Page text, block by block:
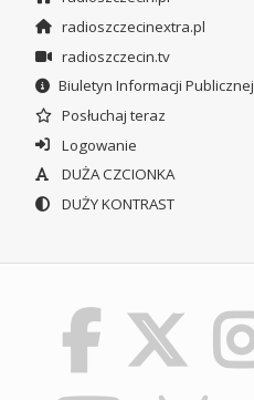
radioszczecinextra.pl
radioszczecin.tv
Biuletyn Informacji Publicznej
Posłuchaj teraz
Logowanie
DUŻA CZCIONKA
DUŻY KONTRAST